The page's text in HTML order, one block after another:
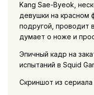
Kang Sae-Byeok,
девушки на красном
подругой, проводит
думает о ноже и
Эпичный кадр на
испытаний в Squid
Скриншот из